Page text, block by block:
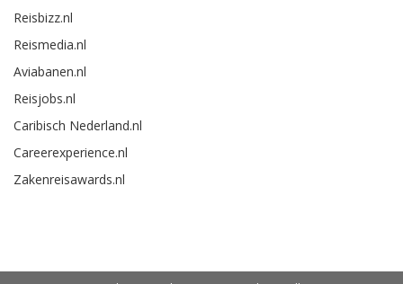
Reisbizz.nl
Reismedia.nl
Aviabanen.nl
Reisjobs.nl
Caribisch Nederland.nl
Careerexperience.nl
Zakenreisawards.nl